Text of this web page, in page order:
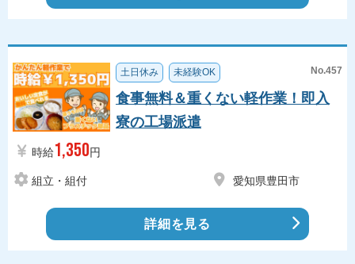
土日休み 未経験OK No.457
食事無料＆重くない軽作業！即入
寮の工場派遣
時給1,350円
組立・組付 愛知県豊田市
詳細を見る